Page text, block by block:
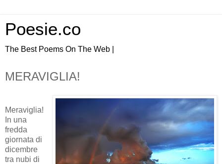
Poesie.co
The Best Poems On The Web |
MERAVIGLIA!
Meraviglia!
In una
fredda
giornata di
dicembre
tra nubi di